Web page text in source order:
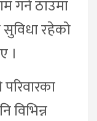
गर्ने ठाउँमा
रहेको
।
विभिन्न